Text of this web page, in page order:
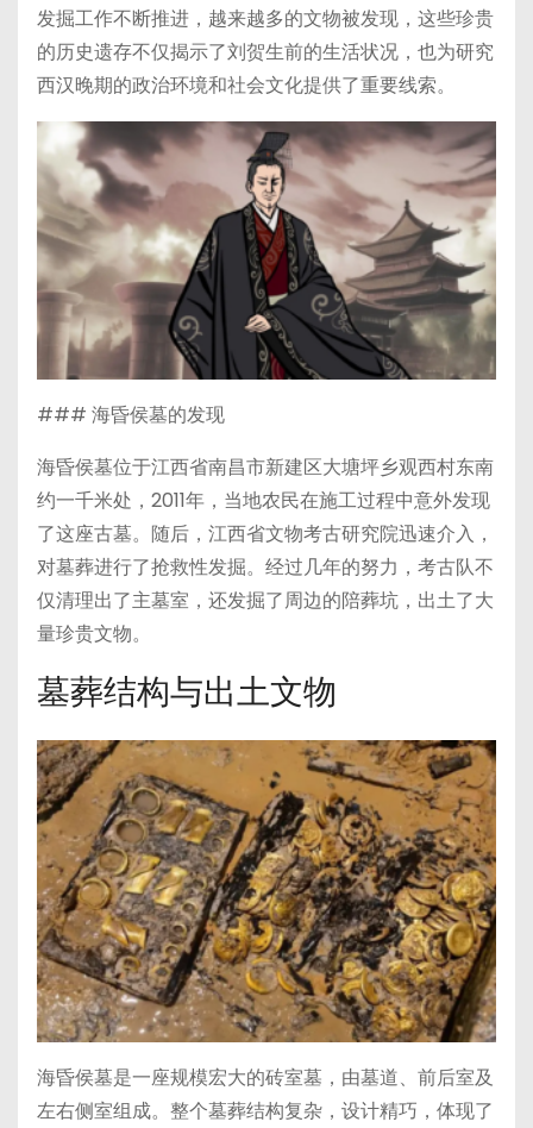
发掘工作不断推进，越来越多的文物被发现，这些珍贵
的历史遗存不仅揭示了刘贺生前的生活状况，也为研究
西汉晚期的政治环境和社会文化提供了重要线索。
### 海昏侯墓的发现
海昏侯墓位于江西省南昌市新建区大塘坪乡观西村东南
约一千米处，2011年，当地农民在施工过程中意外发现
了这座古墓。随后，江西省文物考古研究院迅速介入，
对墓葬进行了抢救性发掘。经过几年的努力，考古队不
仅清理出了主墓室，还发掘了周边的陪葬坑，出土了大
量珍贵文物。
墓葬结构与出土文物
海昏侯墓是一座规模宏大的砖室墓，由墓道、前后室及
左右侧室组成。整个墓葬结构复杂，设计精巧，体现了